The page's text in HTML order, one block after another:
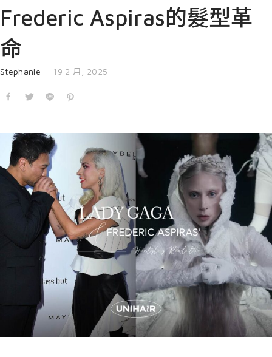
Frederic Aspiras的髮型革
命
Stephanie 發表於
19 2 月, 2025